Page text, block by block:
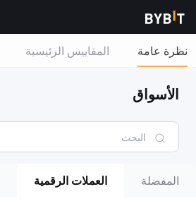
نظرة عامة المقاييس الرئيسية
الأسواق
المفضلة العملات الرقمية